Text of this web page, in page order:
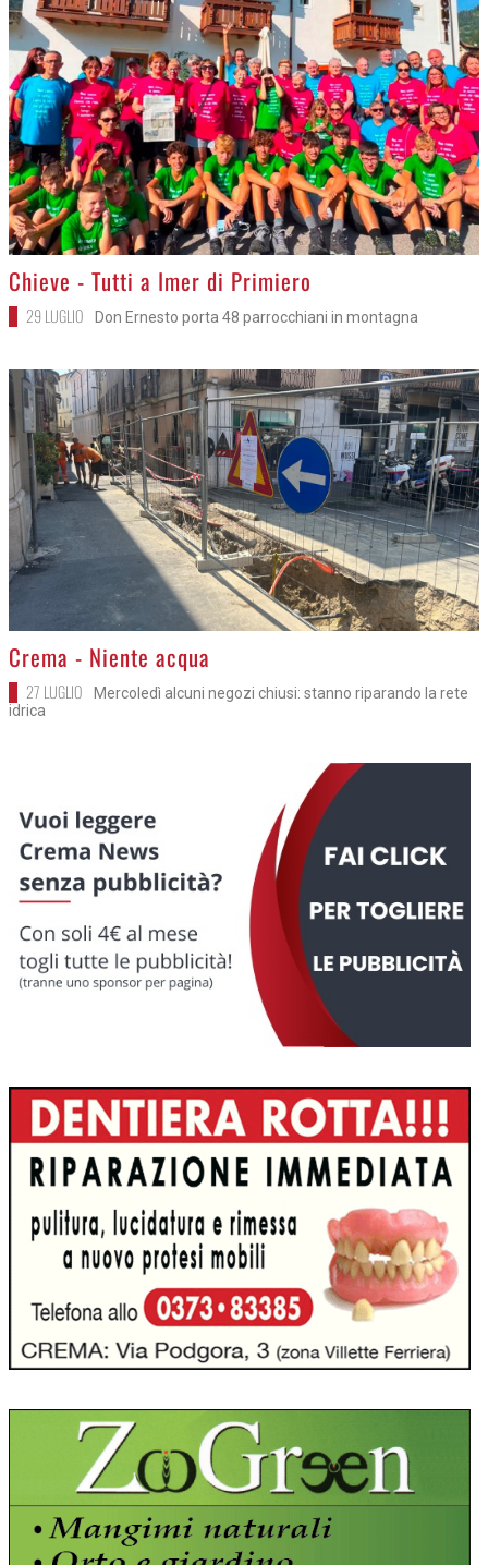
>
Chieve - Tutti a Imer di Primiero
29 LUGLIO Don Ernesto porta 48 parrocchiani in montagna
>
Crema - Niente acqua
27 LUGLIO
Mercoledì alcuni negozi chiusi: stanno riparando la rete
idrica